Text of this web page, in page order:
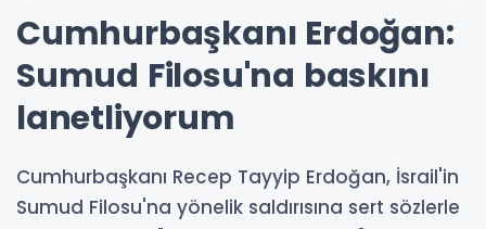
Cumhurbaşkanı Erdoğan:
Sumud Filosu'na baskını
lanetliyorum
Cumhurbaşkanı Recep Tayyip Erdoğan, İsrail'in
Sumud Filosu'na yönelik saldırısına sert sözlerle